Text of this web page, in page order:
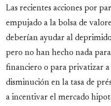
Las recientes acciones por
empujado a la bolsa de
deberían ayudar al
pero no han hecho nada
financiero o para privatizar a
disminución en la tasa de
a incentivar el mercado